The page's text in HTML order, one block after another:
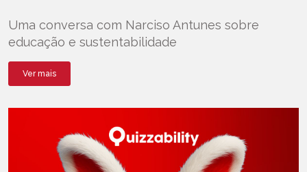
Uma conversa com Narciso Antunes sobre
educação e sustentabilidade
Ver mais